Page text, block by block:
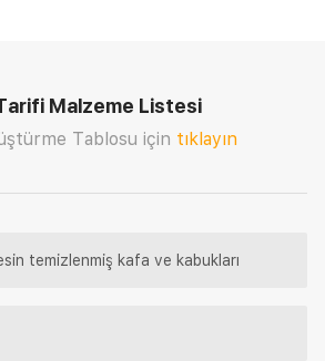
Malzeme Listesi
Tablosu için tıklayın
temizlenmiş kafa ve kabukları